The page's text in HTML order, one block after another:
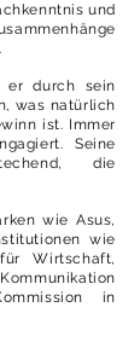
und
er durch sein
was natürlich
ist. Immer
Seine
die
wie Asus,
wie
Wirtschaft,
in